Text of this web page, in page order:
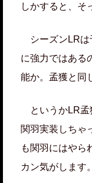
しかすると、そ
シーズンLRは
に強力ではある
能か。孟獲と同
というかLR孟
関羽実装しちゃ
も関羽にはやら
カン気がします。